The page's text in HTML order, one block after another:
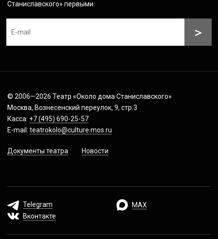
Станиславского» первыми.
© 2006—2026 Театр «Около дома Станиславского»
Москва, Вознесенский переулок, 9, стр.3
Касса: +7 (495) 690-25-57
E-mail: teatrokolo@culture.mos.ru
Документы театра Новости
Telegram
Вконтакте
MAX